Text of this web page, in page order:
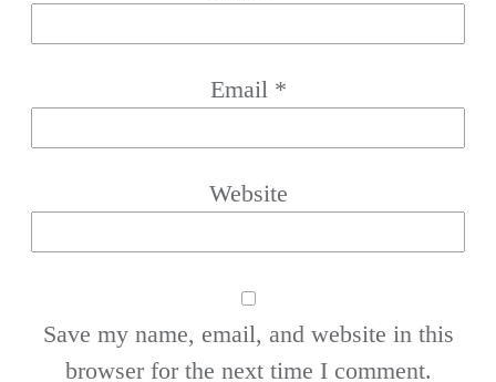
Email *
Website
Save my name, email, and website in this
browser for the next time I comment.